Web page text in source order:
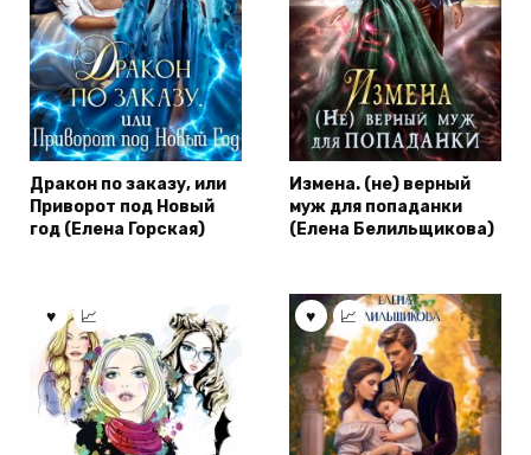
Дракон по заказу, или
Приворот под Новый
год (Елена Горская)
Измена. (не) верный
муж для попаданки
(Елена Белильщикова)